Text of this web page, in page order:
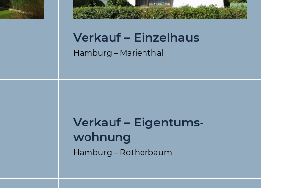
Verkauf – Einzelhaus
Hamburg – Marienthal
Verkauf – Eigentums­
wohnung
Hamburg – Rotherbaum